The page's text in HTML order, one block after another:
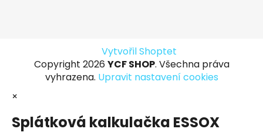
Vytvořil Shoptet
Copyright 2026 YCF SHOP. Všechna práva
vyhrazena. Upravit nastavení cookies
×
Splátková kalkulačka ESSOX